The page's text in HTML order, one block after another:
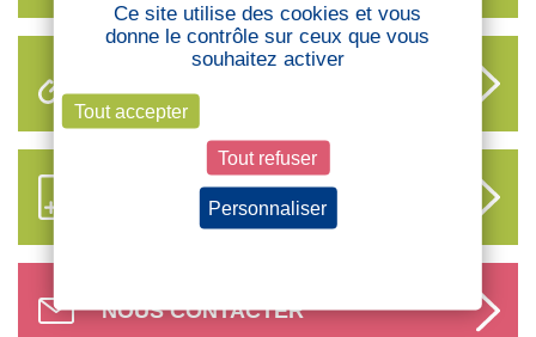
S’ABONNER AUX NOUVEAUX
CONTENUS CFTC
NOUS CONTACTER
Ce site utilise des cookies et vous
donne le contrôle sur ceux que vous
souhaitez activer
Tout accepter
Tout refuser
Personnaliser